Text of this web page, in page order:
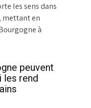
les sens dans
mettant en
à
peuvent
les rend